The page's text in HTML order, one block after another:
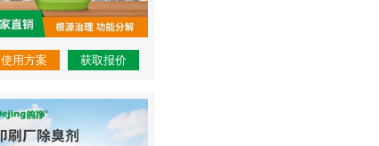
使用方案 获取报价